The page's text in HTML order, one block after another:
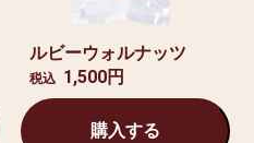
ルビーウォルナッツ
税込 1,500円
購入する